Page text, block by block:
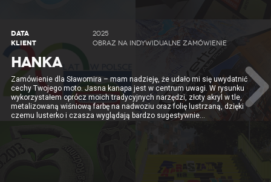
DATA 2025
KLIENT OBRAZ NA INDYWIDUALNE ZAMÓWIENIE
HANKA
Zamówienie dla Sławomira – mam nadzieję, że udało mi się uwydatnić
cechy Twojego moto. Jasna kanapa jest w centrum uwagi. W rysunku
wykorzystałem oprócz moich tradycyjnych narzędzi, złoty akryl w tle,
metalizowaną wiśniową farbę na nadwoziu oraz folię lustrzaną, dzięki
czemu lusterko i czasza wyglądają bardzo sugestywnie…